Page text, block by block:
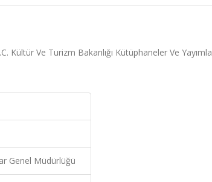
Kültür Ve Turizm Bakanlığı Kütüphaneler Ve
Genel Müdürlüğü